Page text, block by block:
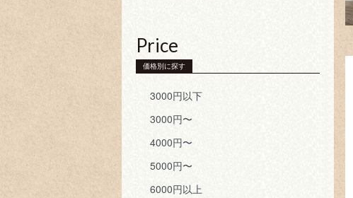
Price
価格別に探す
3000円以下
3000円〜
4000円〜
5000円〜
6000円以上